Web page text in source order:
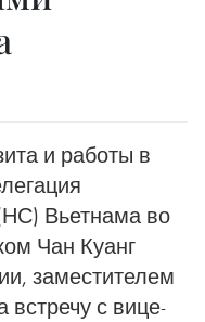
и работы в
Вьетнама во
Чан Куанг
заместителем
с вице-